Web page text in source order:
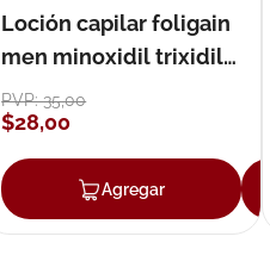
Agregar
Loción capilar foligain
men minoxidil trixidil
loción 59 ml
PVP:35,00
$28,00
Agregar